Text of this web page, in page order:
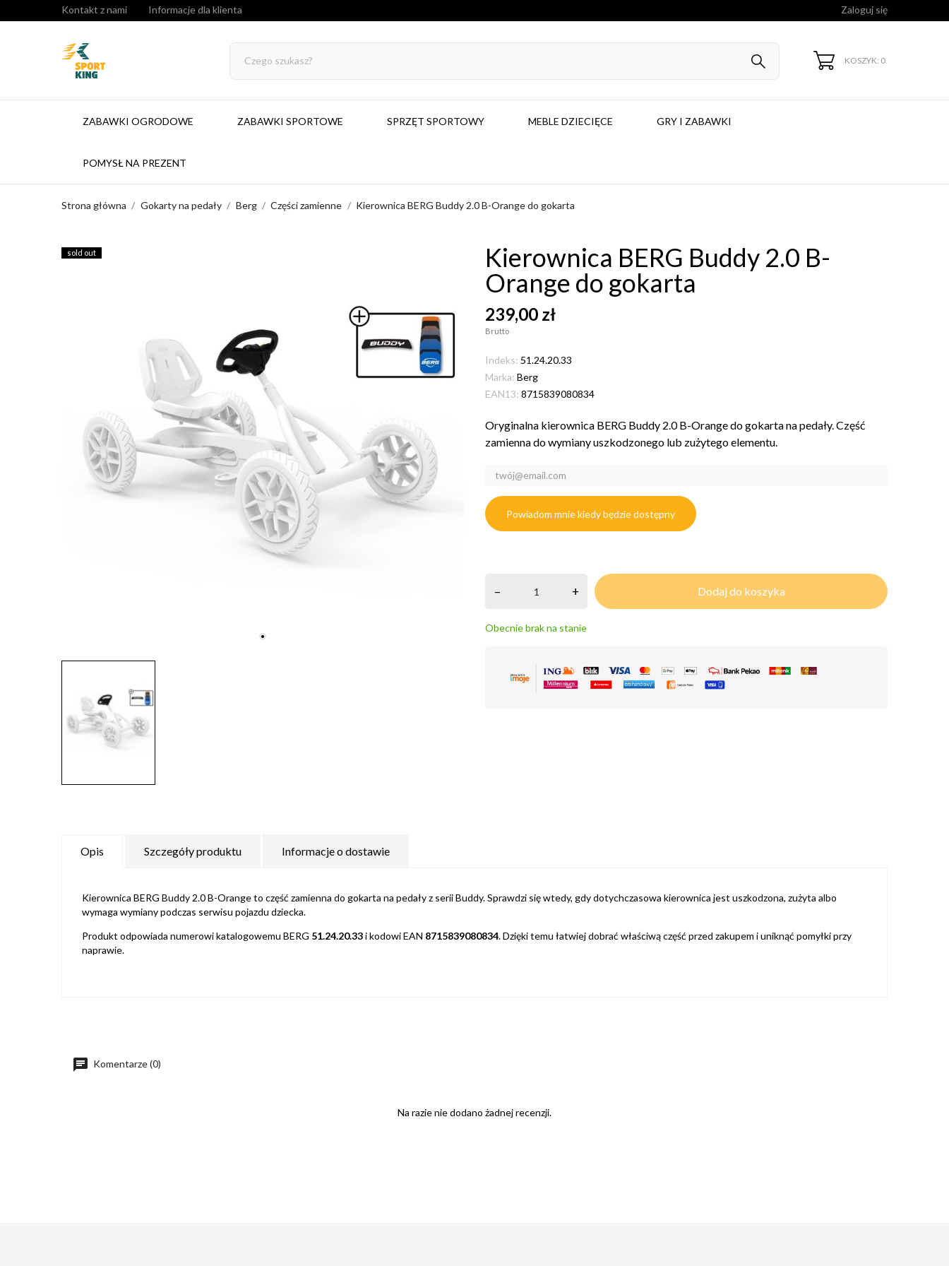
Kontakt z nami Informacje dla klienta Zaloguj się
KOSZYK: 0
ZABAWKI OGRODOWE ZABAWKI SPORTOWE SPRZĘT SPORTOWY MEBLE DZIECIĘCE GRY I ZABAWKI
POMYSŁ NA PREZENT
Strona główna Gokarty na pedały Berg Części zamienne Kierownica BERG Buddy 2.0 B-Orange do gokarta
sold out
Kierownica BERG Buddy 2.0 B-
Orange do gokarta
239,00 zł
Brutto
Indeks: 51.24.20.33
Marka: Berg
EAN13: 8715839080834
Oryginalna kierownica BERG Buddy 2.0 B-Orange do gokarta na pedały. Część
zamienna do wymiany uszkodzonego lub zużytego elementu.
Powiadom mnie kiedy będzie dostępny
– + Dodaj do koszyka
Obecnie brak na stanie
Opis Szczegóły produktu Informacje o dostawie
Kierownica BERG Buddy 2.0 B-Orange to część zamienna do gokarta na pedały z serii Buddy. Sprawdzi się wtedy, gdy dotychczasowa kierownica jest uszkodzona, zużyta albo
wymaga wymiany podczas serwisu pojazdu dziecka.
Produkt odpowiada numerowi katalogowemu BERG 51.24.20.33i kodowi EAN 8715839080834. Dzięki temu łatwiej dobrać właściwą część przed zakupem i uniknąć pomyłki przy
naprawie.
Komentarze (0)
Na razie nie dodano żadnej recenzji.